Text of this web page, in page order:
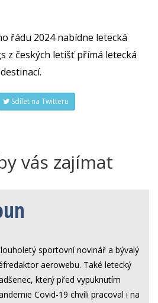
řádu 2024 nabídne letecká
z českých letišť přímá letecká
Sdílet na Twitteru
vás zajímat
sportovní novinář a bývalý
aerowebu. Také letecký
který před vypuknutím
Covid-19 chvíli pracoval i na